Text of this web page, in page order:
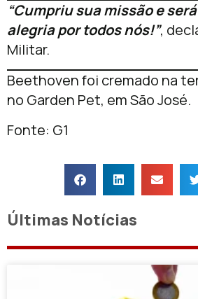
“Cumpriu sua missão e
alegria por todos nós!”,
Militar.
Beethoven foi cremado na
no Garden Pet, em São José.
Fonte: G1
Últimas Notícias